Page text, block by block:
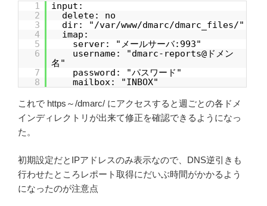
1
input:
2
delete: no
3
dir: "/var/www/dmarc/dmarc_files/"
4
imap:
5
server: "メールサーバ:993"
6
username: "dmarc-reports@ドメン
名"
7
password: "パスワード"
8
mailbox: "INBOX"
これで https～/dmarc/ にアクセスすると週ごとの各ドメ
インディレクトリが出来て修正を確認できるようになっ
た。
初期設定だとIPアドレスのみ表示なので、DNS逆引きも
行わせたところレポート取得にだいぶ時間がかかるよう
になったのが注意点